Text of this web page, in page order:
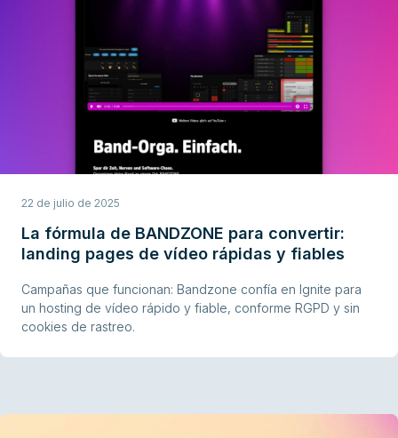
22 de julio de 2025
La fórmula de BANDZONE para convertir:
landing pages de vídeo rápidas y fiables
Campañas que funcionan: Bandzone confía en Ignite para
un hosting de vídeo rápido y fiable, conforme RGPD y sin
cookies de rastreo.